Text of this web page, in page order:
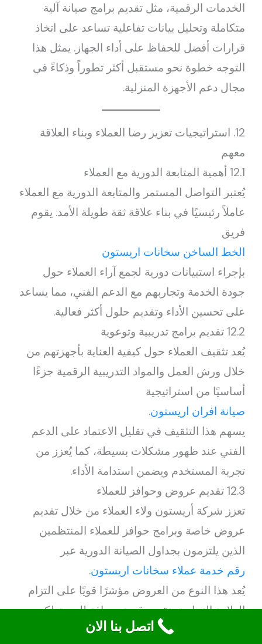
الخدمات الرقمية، مثل تقديم برامج صيانة آلية
متكاملة وتحليل بيانات تفاعلية تساعد على اتخاذ
قرارات أفضل للحفاظ على أداء الجهاز. يمثل هذا
التوجه خطوة نحو مستقبل أكثر تطوراً وذكاءً في
مجال دعم الأجهزة المنزلية.
12. استراتيجيات تعزيز رضا العملاء وبناء العلاقة
معهم
12.1 أهمية المتابعة الدورية مع العملاء
يُعتبر التواصل المستمر والمتابعة الدورية مع العملاء
عاملاً رئيسيًا في بناء علاقة ثقة طويلة الأمد. يقوم
فريق
الخط الساخن سخانات اريستون
بإجراء استبيانات دورية لجمع آراء العملاء حول
جودة الخدمة وتجاربهم مع الدعم الفني، مما يساعد
على تحسين الأداء وتقديم حلول أكثر فعالية.
12.2 تقديم برامج تدريبية وتوعوية
يُعد تثقيف العملاء حول كيفية العناية بأجهزتهم من
خلال ورش العمل والمواد التدريبية الرقمية جزءًا
أساسيًا من استراتيجية
صيانة افران اريستون.
يسهم هذا التثقيف في تقليل الاعتماد على الدعم
الفني عند ظهور مشكلات بسيطة، كما يُعزز من
تجربة المستخدم ويضمن استدامة الأداء.
12.3 تقديم عروض وحوافز للعملاء
تعزز شركة أريستون ولاء العملاء من خلال تقديم
عروض خاصة وبرامج حوافز للعملاء المنتظمين
الذين يلتزمون بجداول الصيانة الدورية عبر
رقم خدمة عملاء سخانات اريستون.
يُعد هذا النوع من العروض مؤشرًا قويًا على التزام
العلامة التجارية بتقديم قيمة مضافة للمستهلكين.
اتصل بنا الان